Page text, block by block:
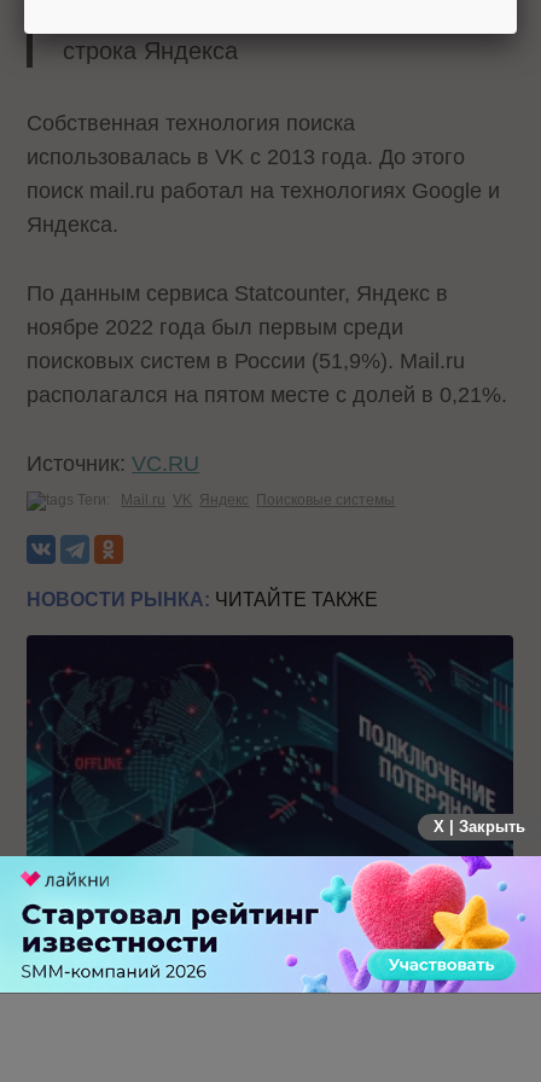
строка Яндекса
Собственная технология поиска
использовалась в VK с 2013 года. До этого
поиск mail.ru работал на технологиях Google и
Яндекса.
По данным сервиса Statcounter, Яндекс в
ноябре 2022 года был первым среди
поисковых систем в России (51,9%). Mail.ru
располагался на пятом месте с долей в 0,21%.
Источник:VC.RU
Теги: Mail.ru VK Яндекс Поисковые системы
НОВОСТИ РЫНКА: ЧИТАЙТЕ ТАКЖЕ
Крупнейший сбой в рунете: пользователи не могут
попасть на популярные сайты
X | Закрыть